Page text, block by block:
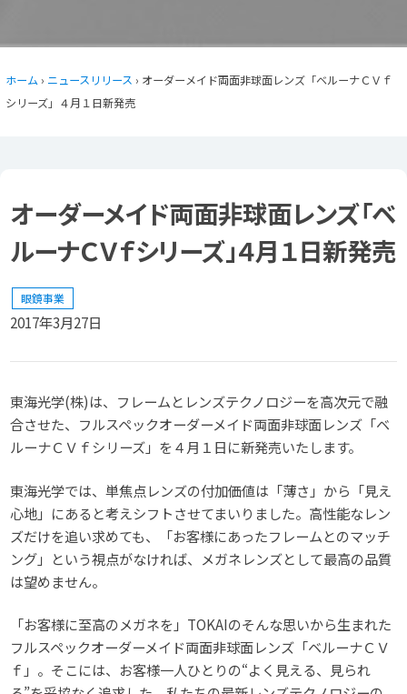
ホーム › ニュースリリース › オーダーメイド両面非球面レンズ「ベルーナＣＶｆ
シリーズ」４月１日新発売
オーダーメイド両面非球面レンズ「ベ
ルーナＣＶｆシリーズ」４月１日新発売
眼鏡事業
2017年3月27日
東海光学(株)は、フレームとレンズテクノロジーを高次元で融
合させた、フルスペックオーダーメイド両面非球面レンズ「ベ
ルーナＣＶｆシリーズ」を４月１日に新発売いたします。
東海光学では、単焦点レンズの付加価値は「薄さ」から「見え
心地」にあると考えシフトさせてまいりました。高性能なレン
ズだけを追い求めても、「お客様にあったフレームとのマッチ
ング」という視点がなければ、メガネレンズとして最高の品質
は望めません。
「お客様に至高のメガネを」TOKAIのそんな思いから生まれた
フルスペックオーダーメイド両面非球面レンズ「ベルーナＣＶ
ｆ」。そこには、お客様一人ひとりの“よく見える、見られ